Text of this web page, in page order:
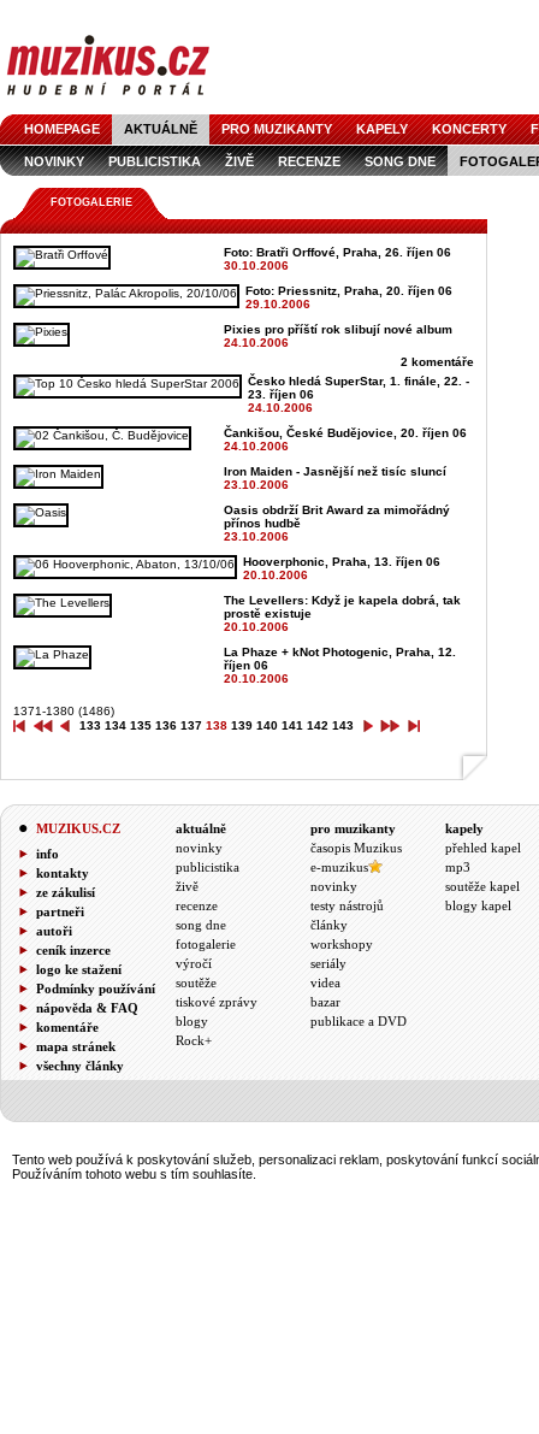
HOMEPAGE AKTUÁLNĚ PRO MUZIKANTY KAPELY KONCERTY
NOVINKY PUBLICISTIKA ŽIVĚ RECENZE SONG DNE
FOTOGALERIE
Foto: Bratři Orffové, Praha, 26. říjen 06
30.10.2006
Foto: Priessnitz, Praha, 20. říjen 06
29.10.2006
Pixies pro příští rok slibují nové album
24.10.2006
2 komentáře
Česko hledá SuperStar, 1. finále, 22. -
23. říjen 06
24.10.2006
Čankišou, České Budějovice, 20. říjen 06
24.10.2006
Iron Maiden - Jasnější než tisíc sluncí
23.10.2006
Oasis obdrží Brit Award za mimořádný
přínos hudbě
23.10.2006
Hooverphonic, Praha, 13. říjen 06
20.10.2006
The Levellers: Když je kapela dobrá, tak
prostě existuje
20.10.2006
La Phaze + kNot Photogenic, Praha, 12.
říjen 06
20.10.2006
1371-1380 (1486)
133 134 135 136 137 138 139 140 141 142 143
MUZIKUS.CZ
info
kontakty
ze zákulisí
partneři
autoři
ceník inzerce
logo ke stažení
Podmínky používání
nápověda & FAQ
komentáře
mapa stránek
všechny články
aktuálně
novinky
publicistika
živě
recenze
song dne
fotogalerie
výročí
soutěže
tiskové zprávy
blogy
Rock+
pro muzikanty
časopis Muzikus
e-muzikus
novinky
testy nástrojů
články
workshopy
seriály
videa
bazar
publikace a DVD
kapely
přehled kapel
mp3
soutěže kapel
blogy kapel
Tento web používá k poskytování služeb, personalizaci reklam, poskytování funkcí
Používáním tohoto webu s tím souhlasíte.